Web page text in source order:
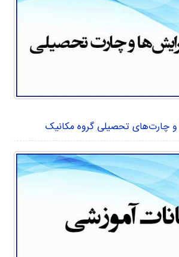
و چارت‌های تحصیلی گروه مکانیک